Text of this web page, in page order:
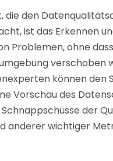
die den
ist das Erkennen
Problemen, ohne
verschoben
können den
Vorschau des
der
anderer wichtiger